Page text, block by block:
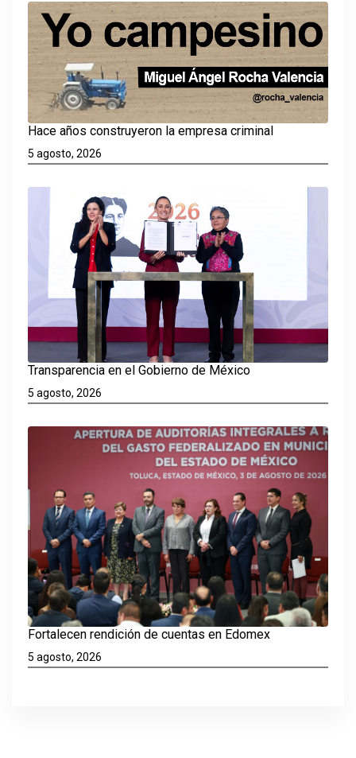
Hace años construyeron la empresa criminal
5 agosto, 2026
Transparencia en el Gobierno de México
5 agosto, 2026
Fortalecen rendición de cuentas en Edomex
5 agosto, 2026